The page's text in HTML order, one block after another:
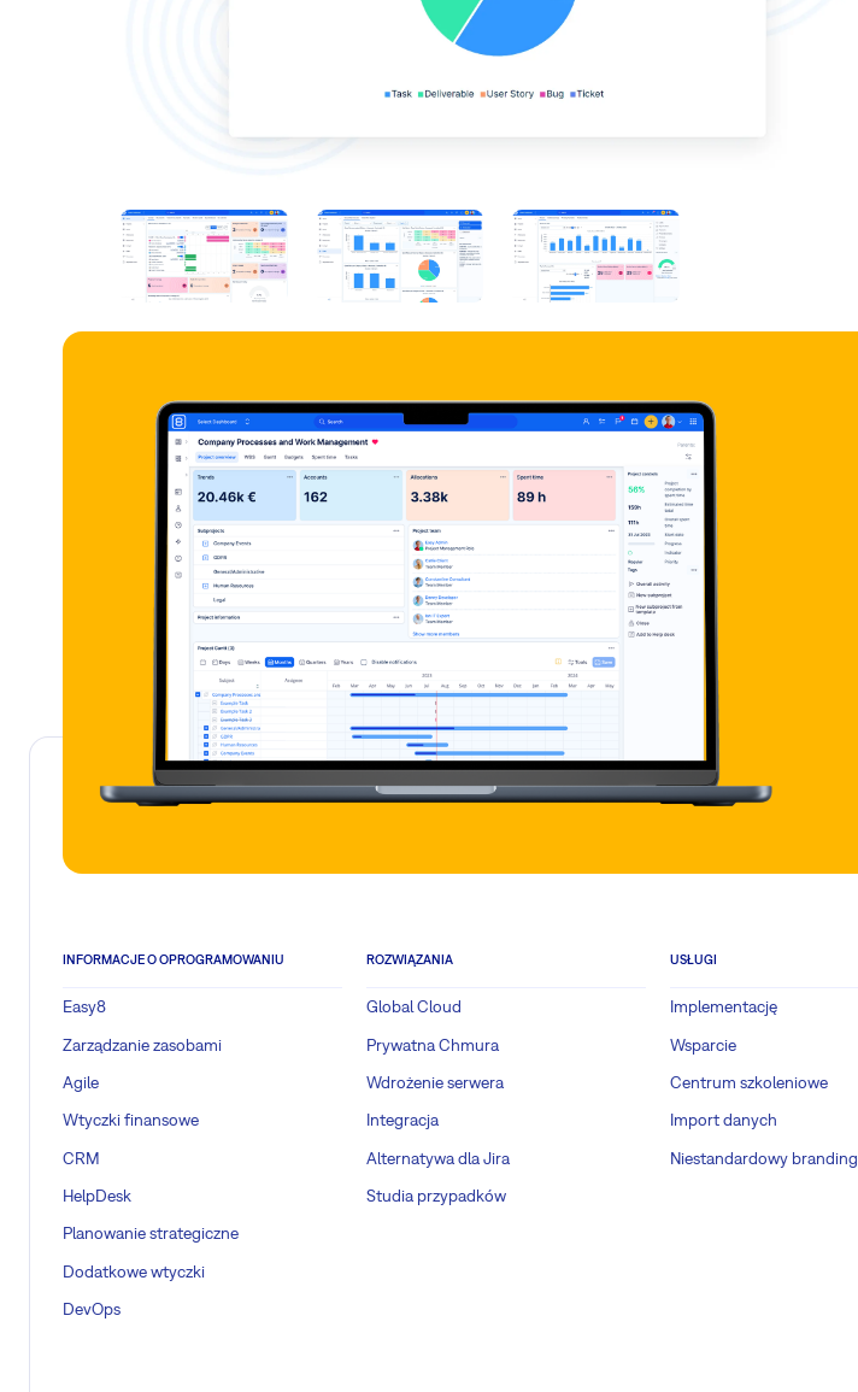
INFORMACJE O OPROGRAMOWANIU
Easy8
Zarządzanie zasobami
Agile
Wtyczki finansowe
CRM
HelpDesk
Planowanie strategiczne
Dodatkowe wtyczki
DevOps
ROZWIĄZANIA
Global Cloud
Prywatna Chmura
Wdrożenie serwera
Integracja
Alternatywa dla Jira
Studia przypadków
USŁUGI
Implementację
Wsparcie
Centrum szkoleniowe
Import danych
Niestandardowy branding